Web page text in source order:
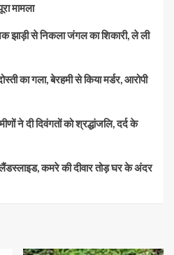
मामला
झाड़ी से निकला जंगल का शिकारी, ले ली
का गला, बेरहमी से किया मर्डर, आरोपी
ने दी दिवंगतों को श्रद्धांजलि, दर्द के
कमरे की दीवार तोड़ घर के अंदर